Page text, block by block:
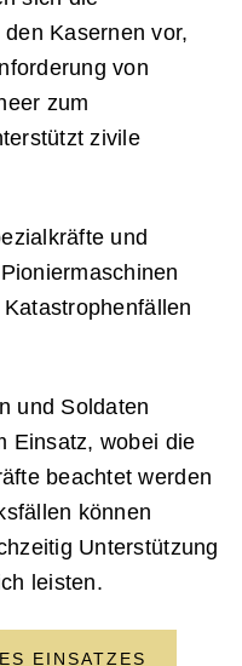
Kasernen vor,
von
zum
zivile
und
und Soldaten
Einsatz, wobei die
beachtet werden
können
Unterstützung
leisten.
EINSATZES